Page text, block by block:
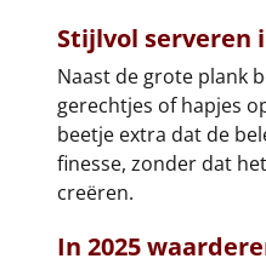
Stijlvol serveren
Naast de grote plank
gerechtjes of hapjes
beetje extra dat de
finesse, zonder dat
creëren.
In 2025